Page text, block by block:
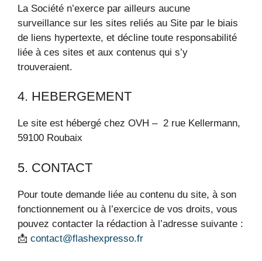
La Société n’exerce par ailleurs aucune
surveillance sur les sites reliés au Site par le biais
de liens hypertexte, et décline toute responsabilité
liée à ces sites et aux contenus qui s’y
trouveraient.
4. HEBERGEMENT
Le site est hébergé chez OVH – 2 rue Kellermann,
59100 Roubaix
5. CONTACT
Pour toute demande liée au contenu du site, à son
fonctionnement ou à l’exercice de vos droits, vous
pouvez contacter la rédaction à l’adresse suivante :
📩 contact@flashexpresso.fr